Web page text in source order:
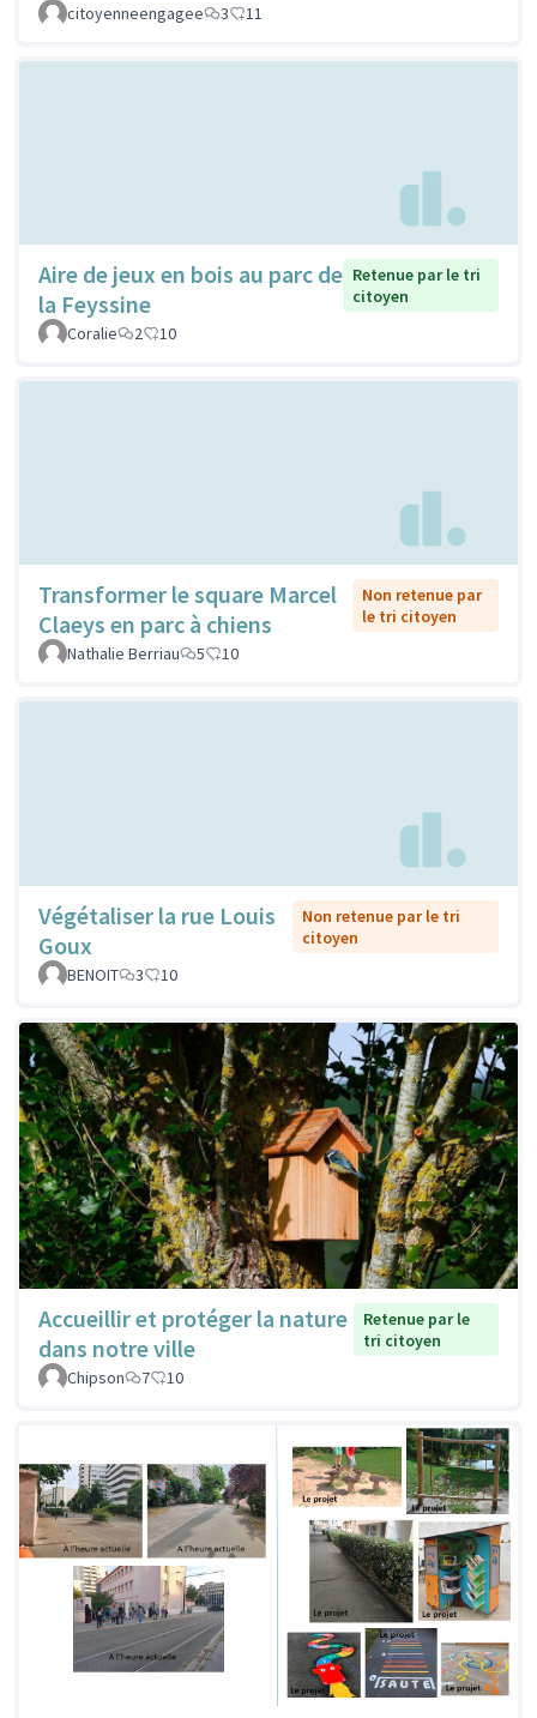
citoyenneengagee 3 11
Aire de jeux en bois au parc de
la Feyssine
Retenue par le tri
citoyen
Coralie
2 10
Transformer le square Marcel
Claeys en parc à chiens
Non retenue par
le tri citoyen
Nathalie Berriau
5 10
Végétaliser la rue Louis
Goux
Non retenue par le tri
citoyen
BENOIT
3 10
Accueillir et protéger la nature
dans notre ville
Retenue par le
tri citoyen
Chipson
7 10